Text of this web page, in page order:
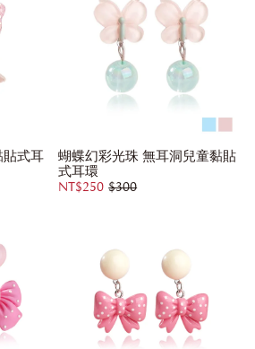
貼式耳
蝴蝶幻彩光珠 無耳洞兒童黏貼
式耳環
NT$250 $300